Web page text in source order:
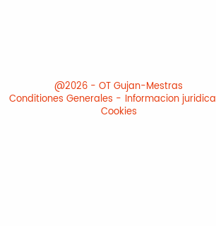
@2026 - OT Gujan-Mestras
Conditiones Generales
Informacion juridica
Cookies